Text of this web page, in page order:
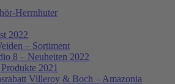
Herrnhuter
2022
– Sortiment
8 – Neuheiten 2022
2021
Villeroy & Boch – Amazonia